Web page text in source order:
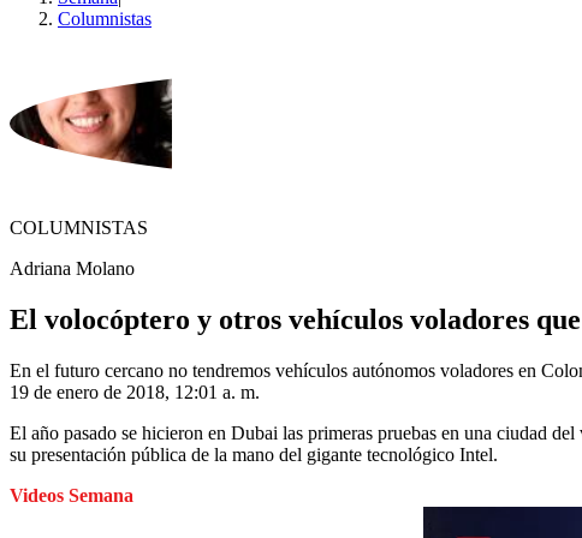
Columnistas
COLUMNISTAS
Adriana Molano
El volocóptero y otros vehículos voladores
En el futuro cercano no tendremos vehículos autónomos voladores en
19 de enero de 2018, 12:01 a. m.
El año pasado se hicieron en Dubai las primeras pruebas en una ciudad
su presentación pública de la mano del gigante tecnológico Intel.
Videos Semana